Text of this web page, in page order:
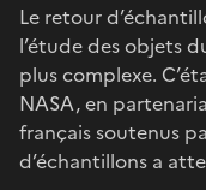
Le retour
l’étude des objets
plus complexe.
NASA, en
français soutenus
d’échantillons a